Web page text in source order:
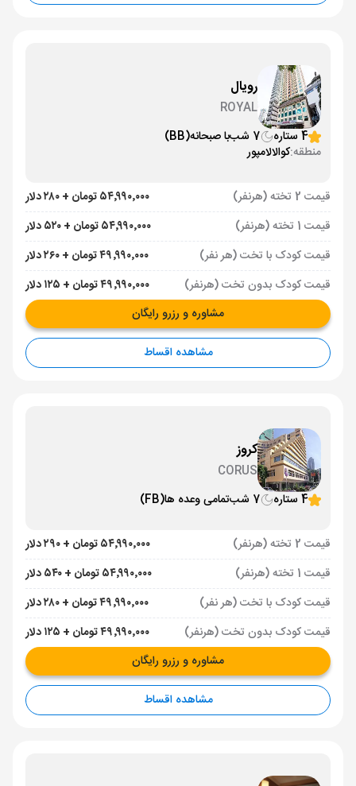
رویال
ROYAL
4 ستاره
7 شب با صبحانه(BB)
منطقه:کوالالامپور
قیمت 2 تخته (هرنفر)
۵۴٬۹۹۰٬۰۰۰ تومان + ۲۸۰ دلار
قیمت 1 تخته (هرنفر)
۵۴٬۹۹۰٬۰۰۰ تومان + ۵۲۰ دلار
قیمت کودک با تخت (هر نفر)
۴۹٬۹۹۰٬۰۰۰ تومان + ۲۶۰ دلار
قیمت کودک بدون تخت (هرنفر)
۴۹٬۹۹۰٬۰۰۰ تومان + ۱۲۵ دلار
مشاوره و رزرو رایگان
مشاهده اقساط
کروز
CORUS
4 ستاره
7 شب تمامی وعده ها(FB)
قیمت 2 تخته (هرنفر)
۵۴٬۹۹۰٬۰۰۰ تومان + ۲۹۰ دلار
قیمت 1 تخته (هرنفر)
۵۴٬۹۹۰٬۰۰۰ تومان + ۵۴۰ دلار
قیمت کودک با تخت (هر نفر)
۴۹٬۹۹۰٬۰۰۰ تومان + ۲۸۰ دلار
قیمت کودک بدون تخت (هرنفر)
۴۹٬۹۹۰٬۰۰۰ تومان + ۱۲۵ دلار
مشاوره و رزرو رایگان
مشاهده اقساط